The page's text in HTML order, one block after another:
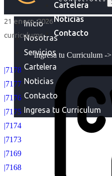
Cartelera
Noticias
Contacto
Ingresa tu Curriculum ->
Inicio
Nosotras
Servicios
Cartelera
Noticias
Contacto
Ingresa tu Curriculum
21 enero, 2026
curriculums
|7178
|7177
|7176
|7175
|7174
|7173
|7169
|7168